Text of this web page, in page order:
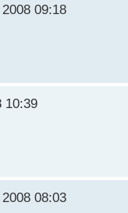
09:18
10:39
08:03